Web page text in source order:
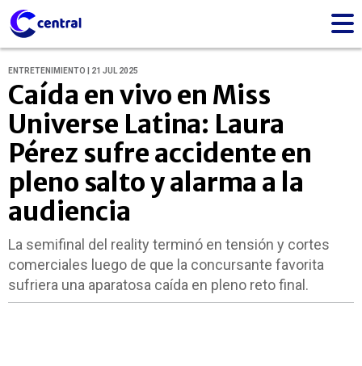
ENTRETENIMIENTO | 21 JUL 2025
Caída en vivo en Miss
Universe Latina: Laura
Pérez sufre accidente en
pleno salto y alarma a la
audiencia
La semifinal del reality terminó en tensión y cortes
comerciales luego de que la concursante favorita
sufriera una aparatosa caída en pleno reto final.